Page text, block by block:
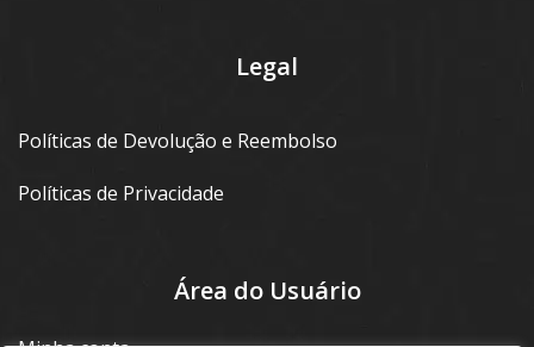
Legal
Políticas de Devolução e Reembolso
Políticas de Privacidade
Área do Usuário